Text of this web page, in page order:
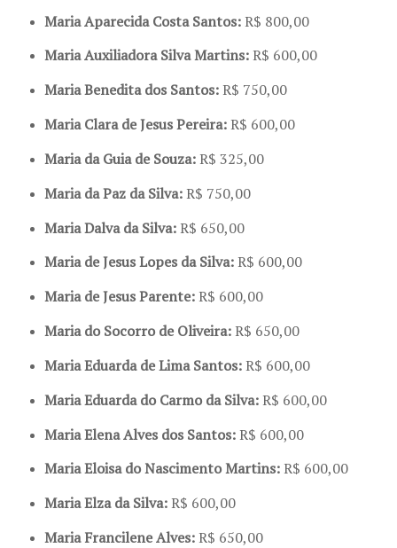
Maria Aparecida Costa Santos:R$ 800,00
Maria Auxiliadora Silva Martins:R$ 600,00
Maria Benedita dos Santos:R$ 750,00
Maria Clara de Jesus Pereira:R$ 600,00
Maria da Guia de Souza:R$ 325,00
Maria da Paz da Silva:R$ 750,00
Maria Dalva da Silva:R$ 650,00
Maria de Jesus Lopes da Silva:R$ 600,00
Maria de Jesus Parente:R$ 600,00
Maria do Socorro de Oliveira:R$ 650,00
Maria Eduarda de Lima Santos:R$ 600,00
Maria Eduarda do Carmo da Silva:R$ 600,00
Maria Elena Alves dos Santos:R$ 600,00
Maria Eloisa do Nascimento Martins:R$ 600,00
Maria Elza da Silva:R$ 600,00
Maria Francilene Alves:R$ 650,00